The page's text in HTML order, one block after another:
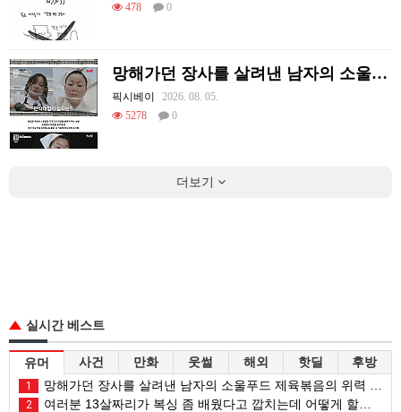
478
0
망해가던 장사를 살려낸 남자의 소울푸드 제육볶음의 위력 ㅋㅋ
픽시베이
2026. 08. 05.
5278
0
더보기
실시간 베스트
유머 사건 만화 웃썰 해외 핫딜 후방
1 망해가던 장사를 살려낸 남자의 소울푸드 제육볶음의 위력 ㅋㅋ
2 여러분 13살짜리가 복싱 좀 배웠다고 깝치는데 어떻게 할까요?